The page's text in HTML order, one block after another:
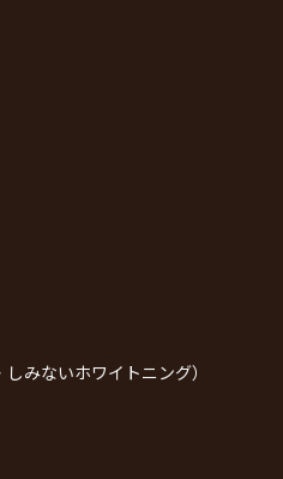
みないホワイトニング）